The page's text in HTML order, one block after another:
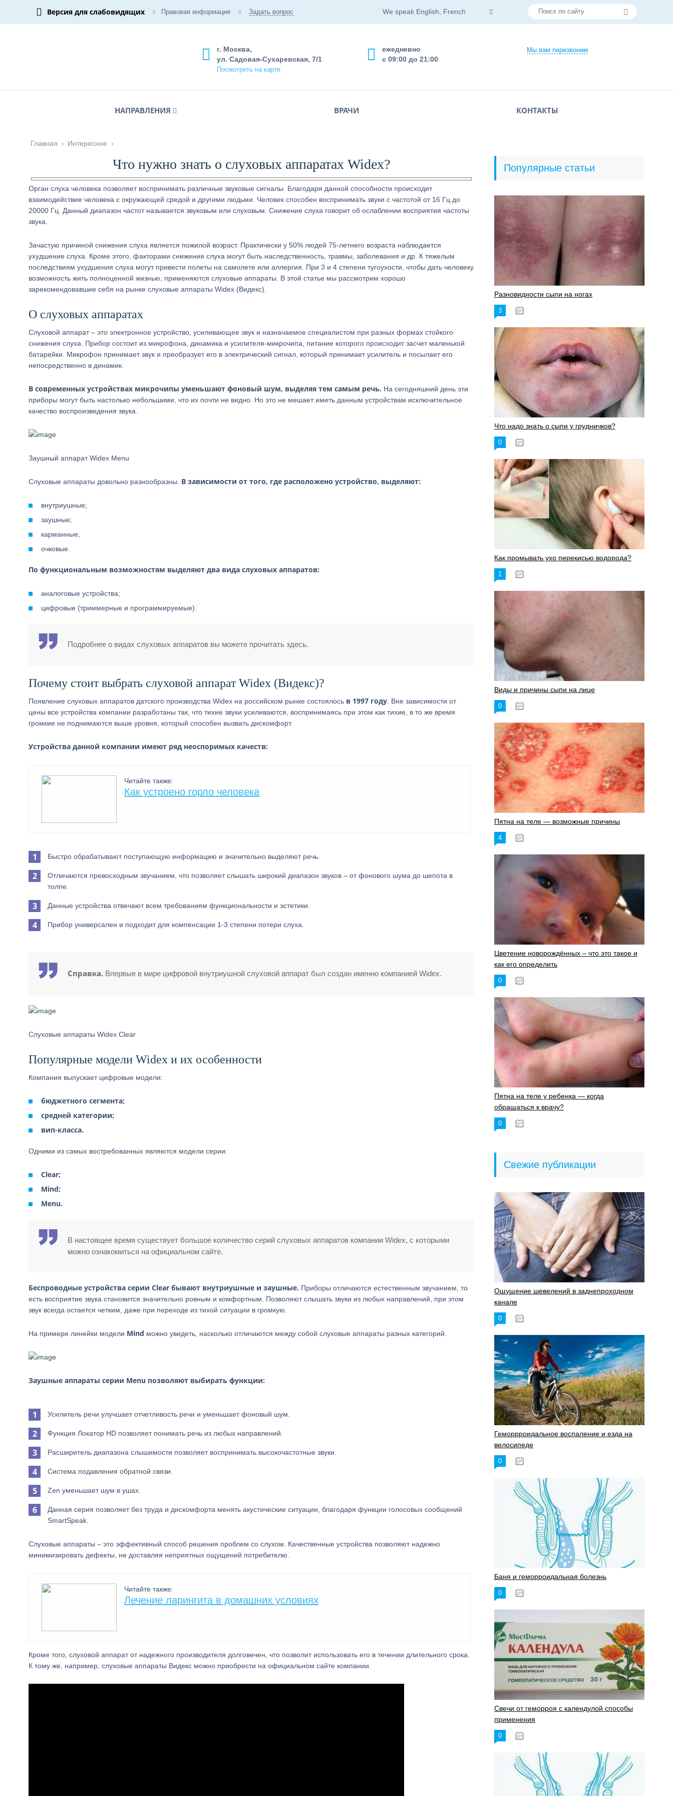
Версия для слабовидящих Правовая информация Задать вопрос We speak English, French
Мы вам перезвоним
ежедневно
с 09:00 до 21:00
г. Москва,
ул. Садовая-Сухаревская, 7/1
Посмотреть на карте
НАПРАВЛЕНИЯ ВРАЧИ КОНТАКТЫ
Главная › Интересное ›
Что нужно знать о слуховых аппаратах Widex?
Орган слуха человека позволяет воспринимать различные звуковые сигналы. Благодаря данной способности происходит
взаимодействие человека с окружающей средой и другими людьми. Человек способен воспринимать звуки с частотой от 16 Гц до
20000 Гц. Данный диапазон частот называется звуковым или слуховым. Снижение слуха говорит об ослаблении восприятия частоты
звука.
Зачастую причиной снижения слуха является пожилой возраст. Практически у 50% людей 75-летнего возраста наблюдается
ухудшение слуха. Кроме этого, факторами снижения слуха могут быть наследственность, травмы, заболевания и др. К тяжелым
последствиям ухудшения слуха могут привести полеты на самолете или аллергия. При 3 и 4 степени тугоухости, чтобы дать человеку
возможность жить полноценной жизнью, применяются слуховые аппараты. В этой статье мы рассмотрим хорошо
зарекомендовавшие себя на рынке слуховые аппараты Widex (Видекс).
О слуховых аппаратах
Слуховой аппарат – это электронное устройство, усиливающее звук и назначаемое специалистом при разных формах стойкого
снижения слуха. Прибор состоит из микрофона, динамика и усилителя-микрочипа, питание которого происходит засчет маленькой
батарейки. Микрофон принимает звук и преобразует его в электрический сигнал, который принимает усилитель и посылает его
непосредственно в динамик.
В современных устройствах микрочипы уменьшают фоновый шум, выделяя тем самым речь. На сегодняшний день эти
приборы могут быть настолько небольшими, что их почти не видно. Но это не мешает иметь данным устройствам исключительное
качество воспроизведения звука.
Заушный аппарат Widex Menu
Слуховые аппараты довольно разнообразны. В зависимости от того, где расположено устройство, выделяют:
внутриушные;
заушные;
карманные;
очковые.
По функциональным возможностям выделяют два вида слуховых аппаратов:
аналоговые устройства;
цифровые (триммерные и программируемые).
Подробнее о видах слуховых аппаратов вы можете прочитать здесь.
Почему стоит выбрать слуховой аппарат Widex (Видекс)?
Появление слуховых аппаратов датского производства Widex на российском рынке состоялось в 1997 году . Вне зависимости от
цены все устройства компании разработаны так, что тихие звуки усиливаются, воспринимаясь при этом как тихие, в то же время
громкие не поднимаются выше уровня, который способен вызвать дискомфорт.
Устройства данной компании имеют ряд неоспоримых качеств:
Читайте также:
Как устроено горло человека
Быстро обрабатывают поступающую информацию и значительно выделяют речь.
Отличаются превосходным звучанием, что позволяет слышать широкий диапазон звуков – от фонового шума до шепота в
толпе.
Данные устройства отвечают всем требованиям функциональности и эстетики.
Прибор универсален и подходит для компенсации 1-3 степени потери слуха.
Справка. Впервые в мире цифровой внутриушной слуховой аппарат был создан именно компанией Widex.
Слуховые аппараты Widex Clear
Популярные модели Widex и их особенности
Компания выпускает цифровые модели:
бюджетного сегмента;
средней категории;
вип-класса.
Одними из самых востребованных являются модели серии:
Clear;
Mind;
Menu.
В настоящее время существует большое количество серий слуховых аппаратов компании Widex, с которыми
можно ознакомиться на официальном сайте.
Беспроводные устройства серии Clear бывают внутриушные и заушные. Приборы отличаются естественным звучанием, то
есть восприятие звука становится значительно ровным и комфортным. Позволяют слышать звуки из любых направлений, при этом
звук всегда остается четким, даже при переходе из тихой ситуации в громкую.
На примере линейки модели Mind можно увидеть, насколько отличаются между собой слуховые аппараты разных категорий.
Заушные аппараты серии Menu позволяют выбирать функции:
Усилитель речи улучшает отчетливость речи и уменьшает фоновый шум.
Функция Локатор HD позволяет понимать речь из любых направлений.
Расширитель диапазона слышимости позволяет воспринимать высокочастотные звуки.
Система подавления обратной связи.
Zen уменьшает шум в ушах.
Данная серия позволяет без труда и дискомфорта менять акустические ситуации, благодаря функции голосовых сообщений
SmartSpeak.
Слуховые аппараты – это эффективный способ решения проблем со слухом. Качественные устройства позволяют надежно
минимизировать дефекты, не доставляя неприятных ощущений потребителю.
Читайте также:
Лечение ларингита в домашних условиях
Кроме того, слуховой аппарат от надежного производителя долговечен, что позволит использовать его в течении длительного срока.
К тому же, например, слуховые аппараты Видекс можно приобрести на официальном сайте компании.
Популярные статьи
Разновидности сыпи на ногах
3
Что надо знать о сыпи у грудничков?
0
Как промывать ухо перекисью водорода?
1
Виды и причины сыпи на лице
0
Пятна на теле — возможные причины
4
Цветение новорождённых – что это такое и
как его определить
0
Пятна на теле у ребенка — когда
обращаться к врачу?
0
Свежие публикации
Ощущение шевелений в заднепроходном
канале
0
Геморрроидальное воспаление и езда на
велосипеде
0
Баня и геморроидальная болезнь
0
Свечи от геморроя с календулой способы
применения
0